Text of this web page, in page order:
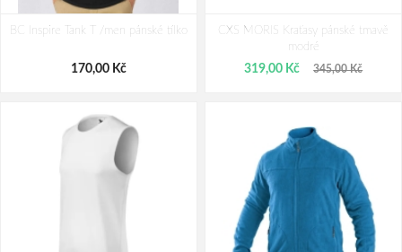
Tričko CXS SIMON, dlouhý rukáv,
azurově modré
113,00 Kč
BC Inspire Tank T /men pánské tílko
170,00 Kč
CXS MORIS Kraťasy pánské tmavě
modré
319,00 Kč 345,00 Kč